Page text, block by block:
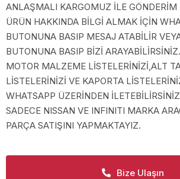
ANLAŞMALI KARGOMUZ İLE GÖNDERİM
ÜRÜN HAKKINDA BİLGİ ALMAK İÇİN
BUTONUNA BASIP MESAJ ATABİLİR
BUTONUNA BASIP BİZİ ARAYABİLİRSİNİZ.
MOTOR MALZEME LİSTELERİNİZİ,ALT
LİSTELERİNİZİ VE KAPORTA
WHATSAPP ÜZERİNDEN
SADECE NISSAN VE INFINITI MARKA
PARÇA SATIŞINI YAPMAKTAYIZ.
Bize Ulaşın